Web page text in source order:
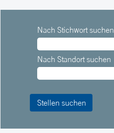
Nach Stichwort suchen
Nach Standort suchen